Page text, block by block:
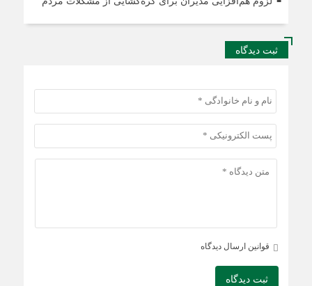
ثبت دیدگاه
قوانین ارسال دیدگاه
ثبت دیدگاه